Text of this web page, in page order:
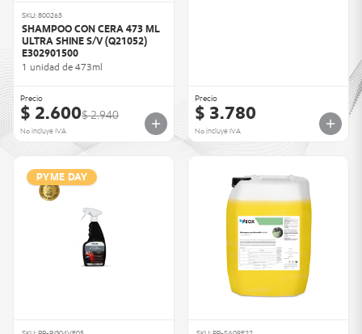
SKU: 800263
SHAMPOO CON CERA 473 ML
ULTRA SHINE S/V (Q21052)
E302901500
1 unidad de 473ml
Precio
$ 2.600$ 2.940
No incluye IVA
Precio
$ 3.780
No incluye IVA
PYME DAY